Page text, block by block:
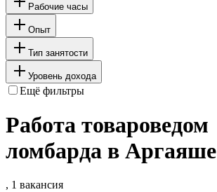
Рабочие часы
Опыт
Тип занятости
Уровень дохода
Ещё фильтры
Работа товароведом
ломбарда в Аргаяше
, 1 вакансия